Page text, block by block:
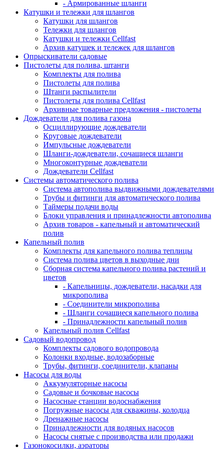
- Армированные шланги
Катушки и тележки для шлангов
Катушки для шлангов
Тележки для шлангов
Катушки и тележки Cellfast
Архив катушек и тележек для шлангов
Опрыскиватели садовые
Пистолеты для полива, штанги
Комплекты для полива
Пистолеты для полива
Штанги распылители
Пистолеты для полива Cellfast
Архивные товарные предложения - пистолеты
Дождеватели для полива газона
Осциллирующие дождеватели
Круговые дождеватели
Импульсные дождеватели
Шланги-дождеватели, сочащиеся шланги
Многоконтурные дождеватели
Дождеватели Cellfast
Системы автоматического полива
Система автополива выдвижными дождевателями
Трубы и фитинги для автоматического полива
Таймеры подачи воды
Блоки управления и принадлежности автополива
Архив товаров - капельный и автоматический
полив
Капельный полив
Комплекты для капельного полива теплицы
Система полива цветов в выходные дни
Сборная система капельного полива растений и
цветов
- Капельницы, дождеватели, насадки для
микрополива
- Соединители микрополива
- Шланги сочащиеся капельного полива
- Принадлежности капельный полив
Капельный полив Cellfast
Садовый водопровод
Комплекты садового водопровода
Колонки входные, водозаборные
Трубы, фитинги, соединители, клапаны
Насосы для воды
Аккумуляторные насосы
Садовые и бочковые насосы
Насосные станции водоснабжения
Погружные насосы для скважины, колодца
Дренажные насосы
Принадлежности для водяных насосов
Насосы снятые с производства или продажи
Газонокосилки, аэраторы